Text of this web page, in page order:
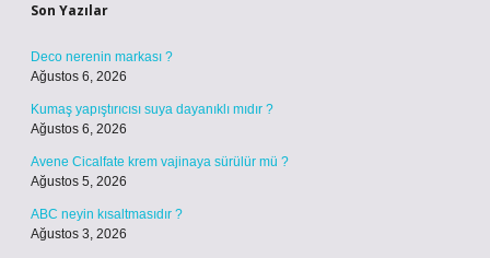
Son Yazılar
Deco nerenin markası ?
Ağustos 6, 2026
Kumaş yapıştırıcısı suya dayanıklı mıdır ?
Ağustos 6, 2026
Avene Cicalfate krem vajinaya sürülür mü ?
Ağustos 5, 2026
ABC neyin kısaltmasıdır ?
Ağustos 3, 2026